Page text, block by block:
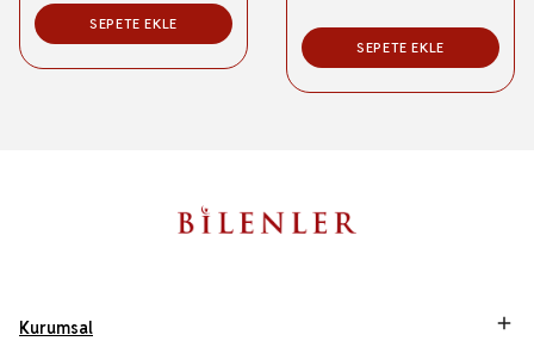
SEPETE EKLE
SEPETE EKLE
Kurumsal